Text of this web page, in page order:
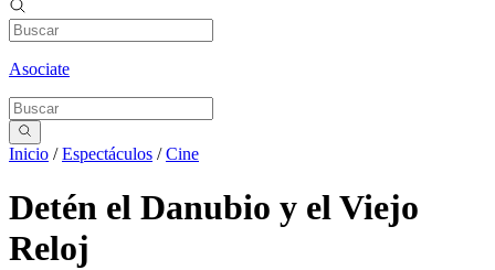
Asociate
Inicio /Espectáculos /Cine
Detén el Danubio y el Viejo
Reloj